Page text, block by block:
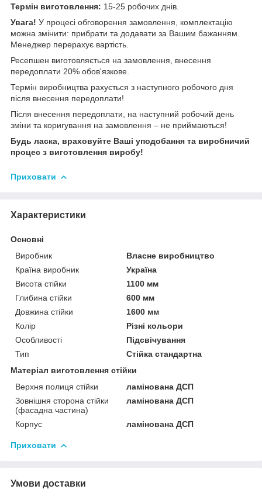
Термін виготовлення: 15-25 робочих днів.
Увага! У процесі обговорення замовлення, комплектацію
можна змінити: прибрати та додавати за Вашим бажанням.
Менеджер перерахує вартість.
Ресепшен виготовляється на замовлення, внесення
передоплати 20% обов'язкове.
Термін виробництва рахується з наступного робочого дня
після внесення передоплати!
Після внесення передоплати, на наступний робочий день
зміни та коригування на замовлення – не приймаються!
Будь ласка, враховуйте Ваші уподобання та виробничий
процес з виготовлення виробу!
Приховати
Характеристики
Основні
Виробник
Власне виробництво
Країна виробник
Україна
Висота стійки
1100 мм
Глибина стійки
600 мм
Довжина стійки
1600 мм
Колір
Різні кольори
Особливості
Підсвічування
Тип
Стійка стандартна
Матеріал виготовлення стійки
Верхня полиця стійки
ламінована ДСП
Зовнішня сторона стійки
(фасадна частина)
ламінована ДСП
Корпус ламінована ДСП
Приховати
Умови доставки